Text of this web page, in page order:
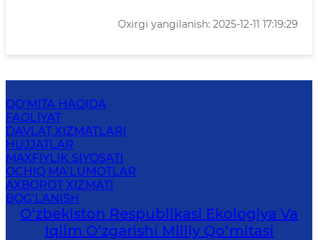
Oxirgi yangilanish: 2025-12-11 17:19:29
QO‘MITA HAQIDA
FAOLIYAT
DAVLAT XIZMATLARI
HUJJATLAR
MAXFIYLIK SIYOSATI
OCHIQ MA’LUMOTLAR
AXBOROT XIZMATI
BOG‘LANISH
O‘zbekiston Respublikasi Ekologiya Va
Iqlim O‘zgarishi Milliy Qo‘mitasi